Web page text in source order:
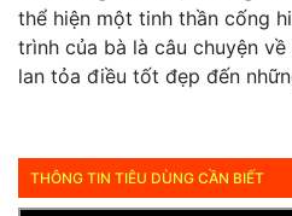
thể hiện một tinh thần cống
trình của bà là câu chuyện
lan tỏa điều tốt đẹp đến
THÔNG TIN TIÊU DÙNG CẦN BIẾT